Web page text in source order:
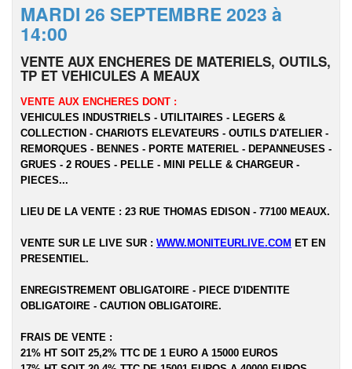
MARDI 26 SEPTEMBRE 2023 à
14:00
VENTE AUX ENCHERES DE MATERIELS, OUTILS,
TP ET VEHICULES A MEAUX
VENTE AUX ENCHERES DONT :
VEHICULES INDUSTRIELS - UTILITAIRES - LEGERS &
COLLECTION - CHARIOTS ELEVATEURS - OUTILS D'ATELIER -
REMORQUES - BENNES - PORTE MATERIEL - DEPANNEUSES -
GRUES - 2 ROUES - PELLE - MINI PELLE & CHARGEUR -
PIECES...
LIEU DE LA VENTE : 23 RUE THOMAS EDISON - 77100 MEAUX.
VENTE SUR LE LIVE SUR : WWW.MONITEURLIVE.COM ET EN
PRESENTIEL.
ENREGISTREMENT OBLIGATOIRE - PIECE D'IDENTITE
OBLIGATOIRE - CAUTION OBLIGATOIRE.
FRAIS DE VENTE :
21% HT SOIT 25,2% TTC DE 1 EURO A 15000 EUROS